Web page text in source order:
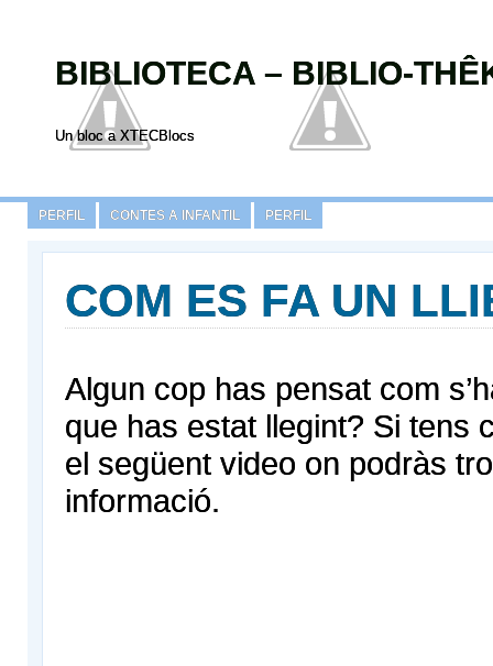
BIBLIOTECA – BIBLIO-
Un bloc a XTECBlocs
PERFIL CONTES A INFANTIL PERFIL
COM ES FA UN
Algun cop has pensat com
que has estat llegint? Si tens
el següent video on podràs
informació.